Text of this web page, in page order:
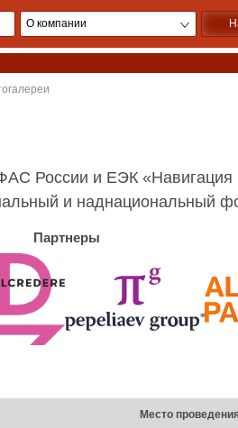
России и ЕЭК «Навигация
и наднациональный
Партнеры
Место